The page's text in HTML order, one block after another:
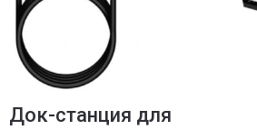
Док-станция для